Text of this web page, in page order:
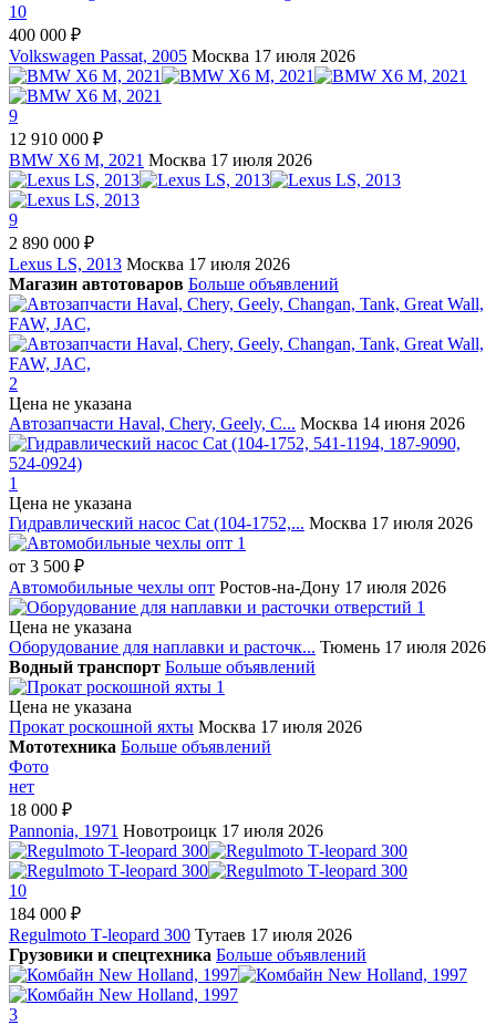
10
400 000 ₽
Volkswagen Passat, 2005 Москва 17 июля 2026
9
12 910 000 ₽
BMW X6 M, 2021 Москва 17 июля 2026
9
2 890 000 ₽
Lexus LS, 2013 Москва 17 июля 2026
Магазин автотоваров Больше объявлений
2
Цена не указана
Автозапчасти Haval, Chery, Geely, C... Москва 14 июня 2026
1
Цена не указана
Гидравлический насос Cat (104-1752,... Москва 17 июля 2026
1
от 3 500 ₽
Автомобильные чехлы опт Ростов-на-Дону 17 июля 2026
1
Цена не указана
Оборудование для наплавки и расточк... Тюмень 17 июля 2026
Водный транспорт Больше объявлений
1
Цена не указана
Прокат роскошной яхты Москва 17 июля 2026
Мототехника Больше объявлений
Фото
нет
18 000 ₽
Pannonia, 1971 Новотроицк 17 июля 2026
10
184 000 ₽
Regulmoto Т-leopard 300 Тутаев 17 июля 2026
Грузовики и спецтехника Больше объявлений
3